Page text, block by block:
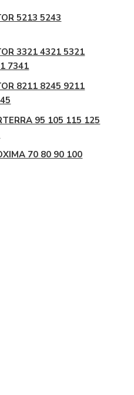
5213 5243
3321 4321 5321
7341
8211 8245 9211
95 105 115 125
70 80 90 100